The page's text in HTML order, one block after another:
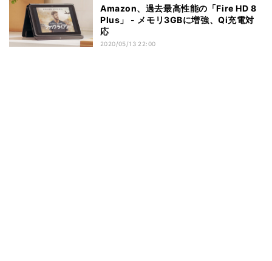
Amazon、過去最高性能の「Fire HD 8
Plus」 - メモリ3GBに増強、Qi充電対
応
2020/05/13 22:00